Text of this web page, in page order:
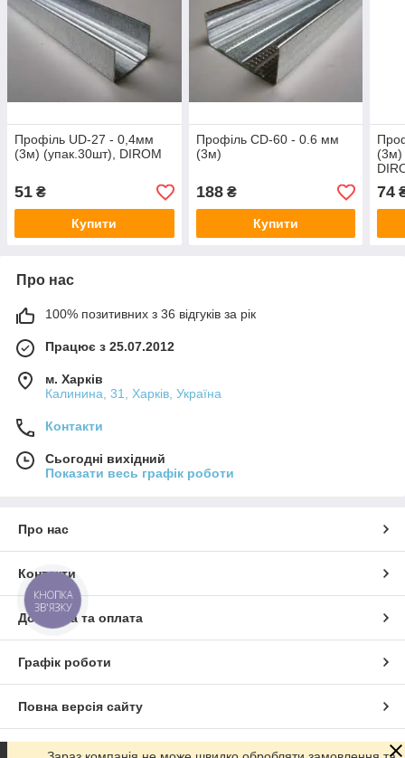
Профіль UD-27 - 0,4мм
(3м) (упак.30шт), DIROM
51 ₴
Купити
Профіль CD-60 - 0.6 мм
(3м)
188₴
Купити
(3м)
74
Про нас
100% позитивних з 36 відгуків за рік
Працює з 25.07.2012
м. Харків
Калинина, 31, Харків, Україна
Контакти
Сьогодні вихідний
Показати весь графік роботи
Про нас
Контакти
Доставка та оплата
Графік роботи
Повна версія сайту
Сайт створено на маркетплейсіProm.ua
КНОПКА
ЗВ'ЯЗКУ